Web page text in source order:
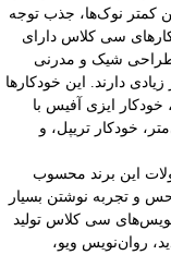
کمتر نوک‌ها، جذب توجه
سی کلاس دارای
طراحی شیک و مدرنی
دارند. این خودکارها
تاچ با ضخامت 0.7 میلی‌متر، خودکار ایزی آفیس با
خودکار 999 با ضخامت 1 میلی‌متر، خودکار تریپل، و
این برند محسوب
و تجربه نوشتن بسیار
سی کلاس تولید
روان‌نویس ویو،